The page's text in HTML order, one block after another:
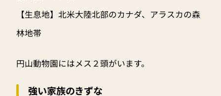
【生息地】北米大陸北部のカナダ、アラスカの森
林地帯
円山動物園にはメス２頭がいます。
強い家族のきずな